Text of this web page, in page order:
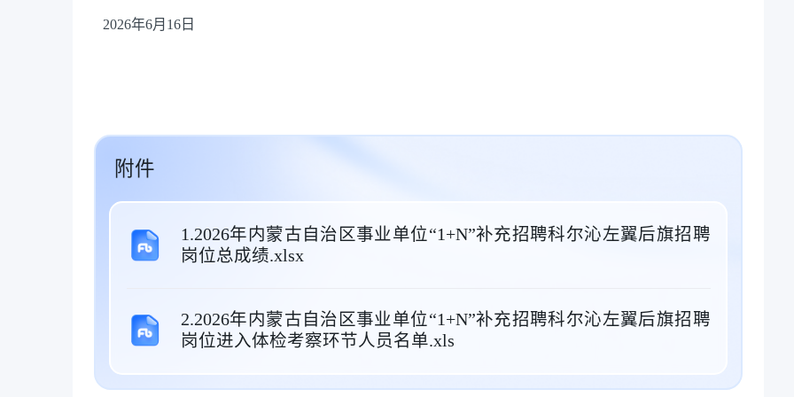
2026年6月16日
附件
1.2026年内蒙古自治区事业单位“1+N”补充招聘科尔沁左翼后旗招聘
岗位总成绩.xlsx
2.2026年内蒙古自治区事业单位“1+N”补充招聘科尔沁左翼后旗招聘
岗位进入体检考察环节人员名单.xls